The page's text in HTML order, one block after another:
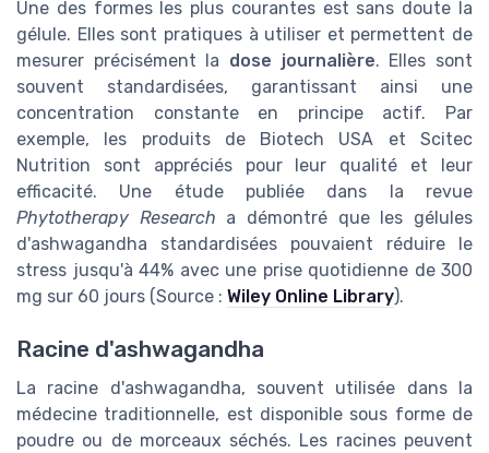
Une des formes les plus courantes est sans doute la
gélule. Elles sont pratiques à utiliser et permettent de
mesurer précisément la dose journalière. Elles sont
souvent standardisées, garantissant ainsi une
concentration constante en principe actif. Par
exemple, les produits de Biotech USA et Scitec
Nutrition sont appréciés pour leur qualité et leur
efficacité. Une étude publiée dans la revue
Phytotherapy Research a démontré que les gélules
d'ashwagandha standardisées pouvaient réduire le
stress jusqu'à 44% avec une prise quotidienne de 300
mg sur 60 jours (Source : Wiley Online Library).
Racine d'ashwagandha
La racine d'ashwagandha, souvent utilisée dans la
médecine traditionnelle, est disponible sous forme de
poudre ou de morceaux séchés. Les racines peuvent